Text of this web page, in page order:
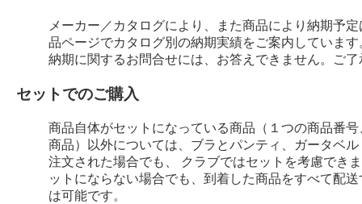
メーカー／カタログにより、また商品により納期予
品ページでカタログ別の納期実績をご案内しています
納期に関するお問合せには、お答えできません。ご
セットでのご購入
商品自体がセットになっている商品（１つの商品番
商品）以外については、ブラとパンティ、ガータベ
注文された場合でも、 クラブではセットを考慮でき
ットにならない場合でも、到着した商品をすべて配
は可能です。